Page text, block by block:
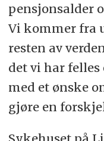
pensjonsalder
Vi kommer fra
resten av
det vi har felles
med et ønske
gjøre en